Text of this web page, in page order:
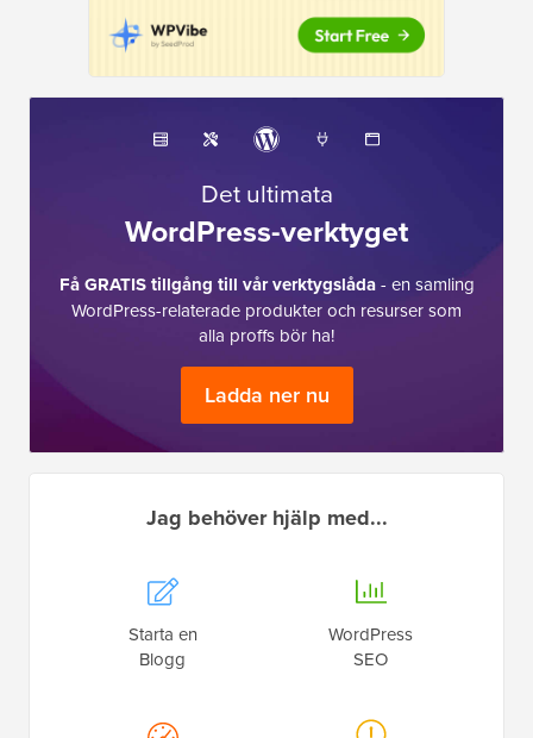
Det ultimata
WordPress-verktyget
Få GRATIS tillgång till vår verktygslåda- en samling
WordPress-relaterade produkter och resurser som
alla proffs bör ha!
Ladda ner nu
Jag behöver hjälp med...
Starta en
Blogg
WordPress
SEO